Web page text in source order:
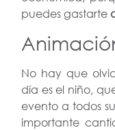
puedes gastarte
No hay que
día es el niño,
evento a todos
importante